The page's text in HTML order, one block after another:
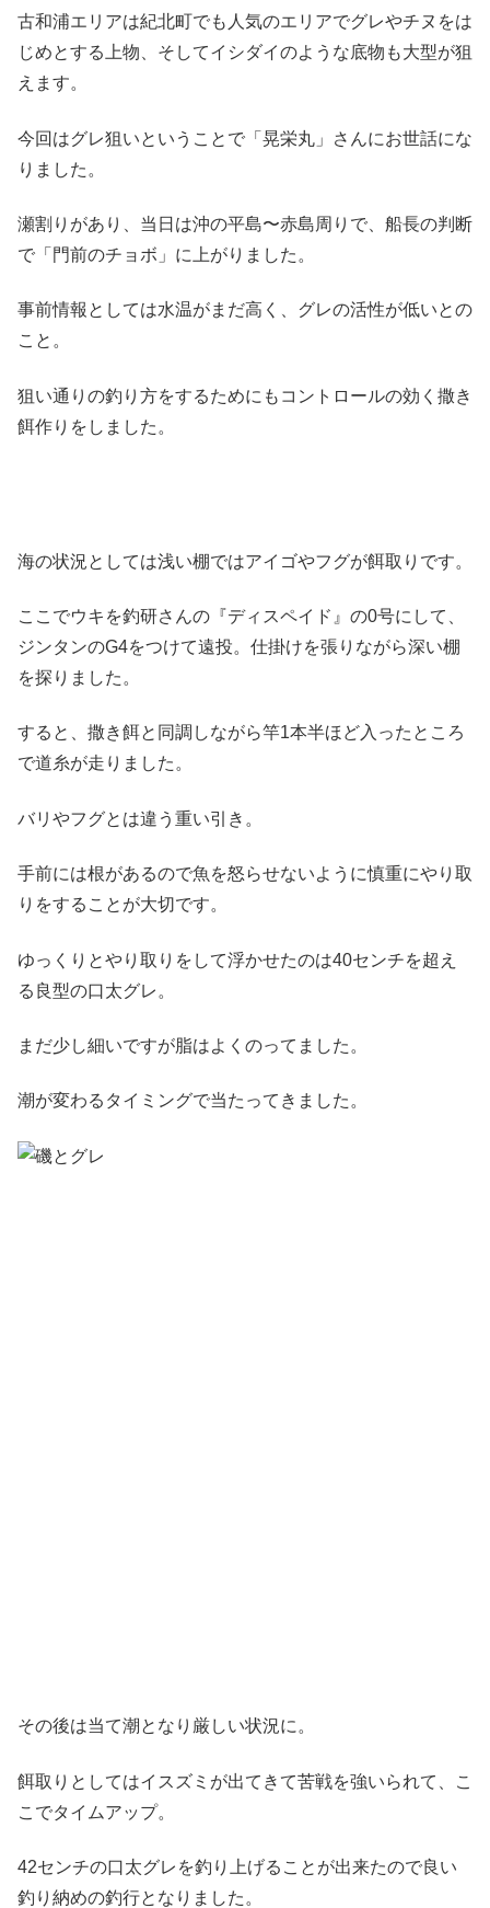
古和浦エリアは紀北町でも人気のエリアでグレやチヌをは
じめとする上物、そしてイシダイのような底物も大型が狙
えます。
今回はグレ狙いということで「晃栄丸」さんにお世話にな
りました。
瀬割りがあり、当日は沖の平島〜赤島周りで、船長の判断
で「門前のチョボ」に上がりました。
事前情報としては水温がまだ高く、グレの活性が低いとの
こと。
狙い通りの釣り方をするためにもコントロールの効く撒き
餌作りをしました。
海の状況としては浅い棚ではアイゴやフグが餌取りです。
ここでウキを釣研さんの『ディスペイド』の0号にして、
ジンタンのG4をつけて遠投。仕掛けを張りながら深い棚
を探りました。
すると、撒き餌と同調しながら竿1本半ほど入ったところ
で道糸が走りました。
バリやフグとは違う重い引き。
手前には根があるので魚を怒らせないように慎重にやり取
りをすることが大切です。
ゆっくりとやり取りをして浮かせたのは40センチを超え
る良型の口太グレ。
まだ少し細いですが脂はよくのってました。
潮が変わるタイミングで当たってきました。
その後は当て潮となり厳しい状況に。
餌取りとしてはイスズミが出てきて苦戦を強いられて、こ
こでタイムアップ。
42センチの口太グレを釣り上げることが出来たので良い
釣り納めの釣行となりました。